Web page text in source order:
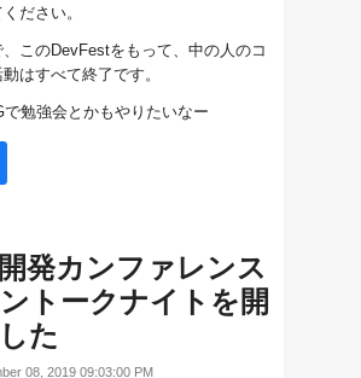
ださい。
、このDevFestをもって、中の人のコ
はすべて終了です。
勉強会とかもやりたいなー
発カンファレンス
トークナイトを開
た
08, 2019 09:03:00 PM